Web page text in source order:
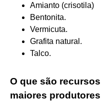
Amianto (crisotila)
Bentonita.
Vermicuta.
Grafita natural.
Talco.
O que são
maiores